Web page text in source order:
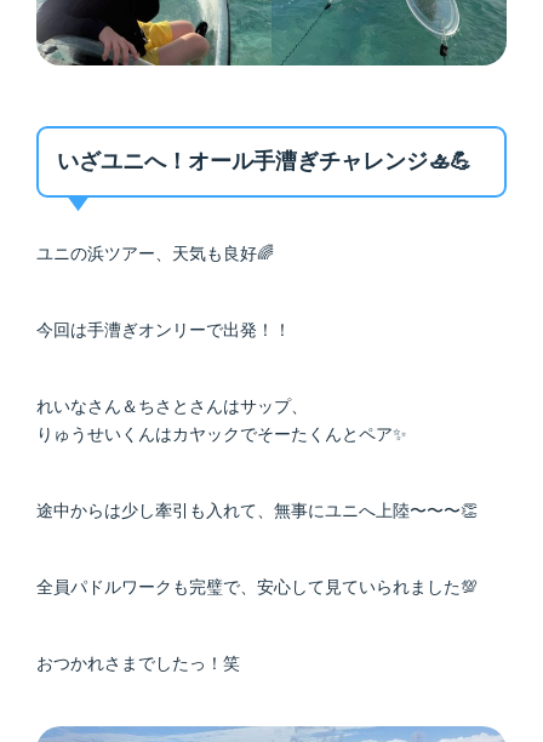
いざユニへ！オール手漕ぎチャレンジ🚣💪
ユニの浜ツアー、天気も良好🌈
今回は手漕ぎオンリーで出発！！
れいなさん＆ちさとさんはサップ、
りゅうせいくんはカヤックでそーたくんとペア✨
途中からは少し牽引も入れて、無事にユニへ上陸〜〜〜👏
全員パドルワークも完璧で、安心して見ていられました💯
おつかれさまでしたっ！笑